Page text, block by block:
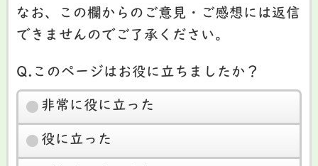
なお、この欄からのご意見・ご感想には返信
できませんのでご了承ください。
Q.このページはお役に立ちましたか？
非常に役に立った
役に立った